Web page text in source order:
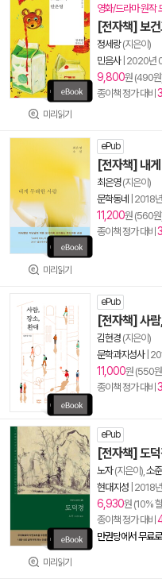
미리읽기
영화/드라마 원작
[전자책] 보
정세랑(지은이)
민음사| 2020년
9,800원 (490
종이책 정가 대비
미리읽기
ePub
[전자책] 내
최은영(지은이)
문학동네
2018
11,200원 (560
종이책 정가 대비
ePub
[전자책] 사람
김현경 (지은이)
문학과지성사|
11,000원 (550
종이책 정가 대비
미리읽기
ePub
[전자책] 도
노자(지은이), 소
현대지성 2018
6,930원 (10%
종이책 정가 대비
만권당에서 무료로